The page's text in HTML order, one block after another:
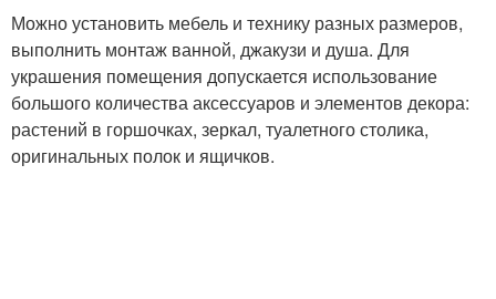
Можно установить мебель и технику разных размеров,
выполнить монтаж ванной, джакузи и душа. Для
украшения помещения допускается использование
большого количества аксессуаров и элементов декора:
растений в горшочках, зеркал, туалетного столика,
оригинальных полок и ящичков.